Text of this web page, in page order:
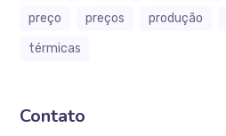
preço
preços produção
térmicas
Contato